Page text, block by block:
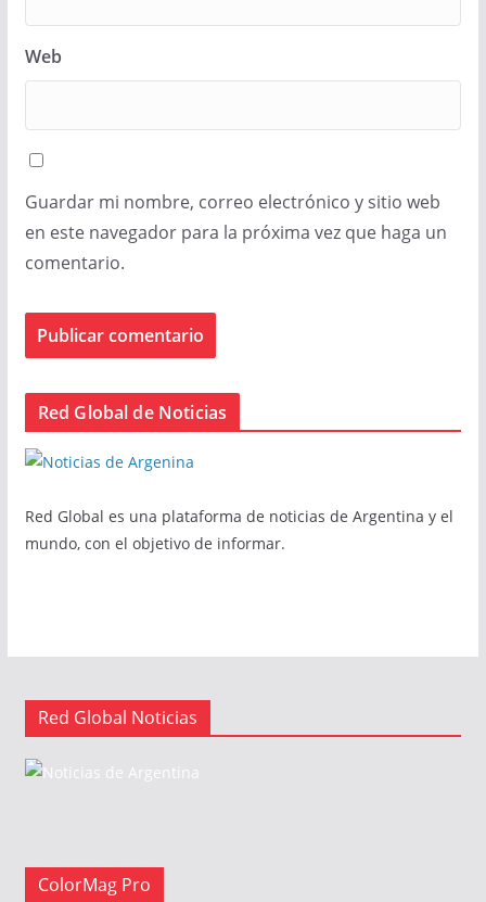
Web
Guardar mi nombre, correo electrónico y sitio web
en este navegador para la próxima vez que haga un
comentario.
Red Global de Noticias
Red Global es una plataforma de noticias de Argentina y el
mundo, con el objetivo de informar.
Red Global Noticias
ColorMag Pro